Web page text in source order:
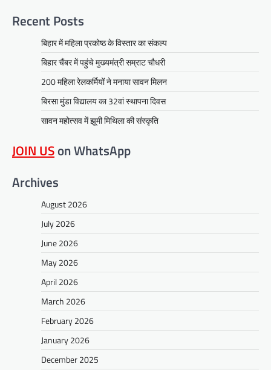
Recent Posts
बिहार में महिला प्रकोष्ठ के विस्तार का संकल्प
बिहार चैंबर में पहुंचे मुख्यमंत्री सम्राट चौधरी
200 महिला रेलकर्मियों ने मनाया सावन मिलन
बिरसा मुंडा विद्यालय का 32वां स्थापना दिवस
सावन महोत्सव में झूमी मिथिला की संस्कृति
JOIN USon WhatsApp
Archives
August 2026
July 2026
June 2026
May 2026
April 2026
March 2026
February 2026
January 2026
December 2025